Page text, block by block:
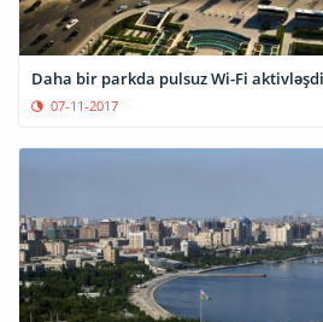
Daha bir parkda pulsuz Wi-Fi aktivləşdi
07-11-2017